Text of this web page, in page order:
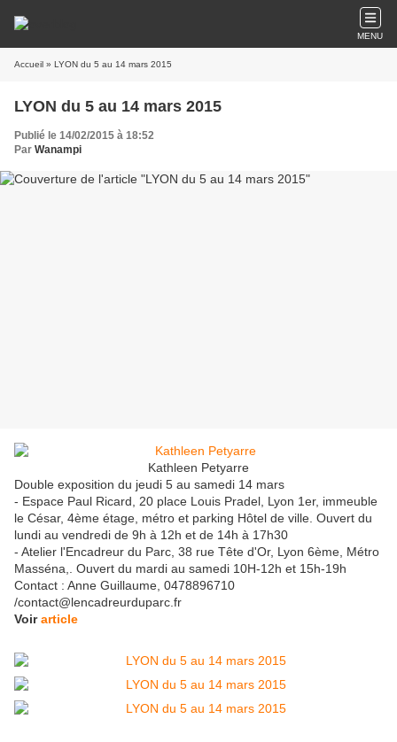
MENU
Accueil » LYON du 5 au 14 mars 2015
LYON du 5 au 14 mars 2015
Publié le 14/02/2015 à 18:52
Par Wanampi
Kathleen Petyarre
Double exposition du jeudi 5 au samedi 14 mars
- Espace Paul Ricard, 20 place Louis Pradel, Lyon 1er, immeuble
le César, 4ème étage, métro et parking Hôtel de ville. Ouvert du
lundi au vendredi de 9h à 12h et de 14h à 17h30
- Atelier l'Encadreur du Parc, 38 rue Tête d'Or, Lyon 6ème, Métro
Masséna,. Ouvert du mardi au samedi 10H-12h et 15h-19h
Contact : Anne Guillaume, 0478896710
/contact@lencadreurduparc.fr
Voirarticle